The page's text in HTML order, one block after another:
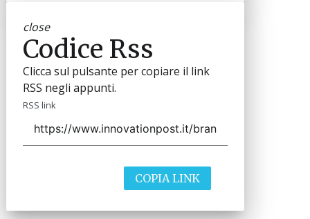
close
Codice Rss
Clicca sul pulsante per copiare il link
RSS negli appunti.
RSS link
COPIA LINK